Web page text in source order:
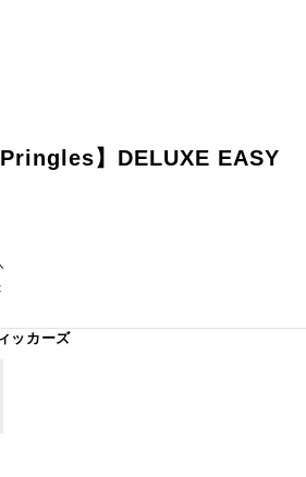
】DELUXE EASY
ッカーズ